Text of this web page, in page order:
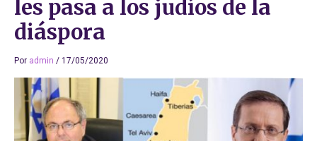
les pasa a los judíos de la
diáspora
Por admin / 17/05/2020